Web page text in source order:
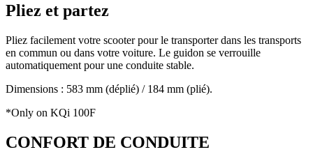
Pliez et partez
Pliez facilement votre scooter pour le transporter dans les transports
en commun ou dans votre voiture. Le guidon se verrouille
automatiquement pour une conduite stable.
Dimensions : 583 mm (déplié) / 184 mm (plié).
*Only on KQi 100F
CONFORT DE CONDUITE